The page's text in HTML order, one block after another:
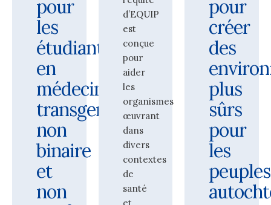
pour
les
étudiants
en
médecine
transgenre,
non
binaire
et
non
d’EQUIP
est
conçue
pour
aider
les
organismes
œuvrant
dans
divers
contextes
de
santé
pour
créer
des
plus
sûrs
pour
les
peuples